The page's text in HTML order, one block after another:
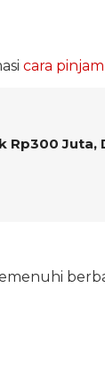
cara
Rp300 Juta,